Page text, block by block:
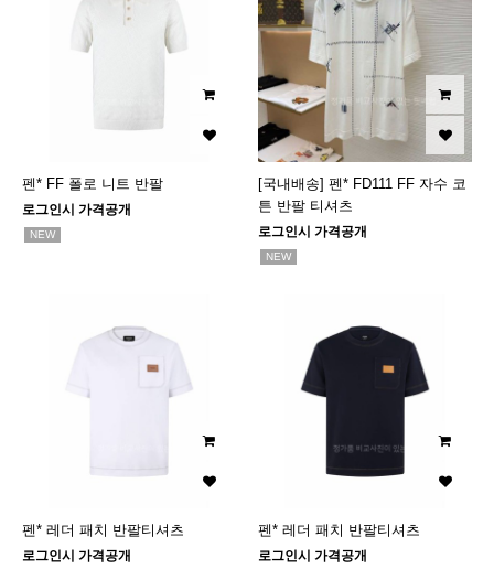
펜* FF 폴로 니트 반팔
로그인시 가격공개
NEW
[국내배송] 펜* FD111 FF 자수 코
튼 반팔 티셔츠
로그인시 가격공개
NEW
펜* 레더 패치 반팔티셔츠
로그인시 가격공개
펜* 레더 패치 반팔티셔츠
로그인시 가격공개